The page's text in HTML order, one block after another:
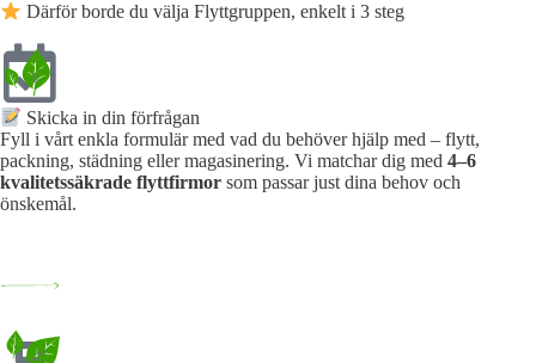
Därför borde du välja Flyttgruppen, enkelt i 3 steg
Skicka in din förfrågan
Fyll i vårt enkla formulär med vad du behöver hjälp med – flytt,
packning, städning eller magasinering. Vi matchar dig med 4–6
kvalitetssäkrade flyttfirmor som passar just dina behov och
önskemål.